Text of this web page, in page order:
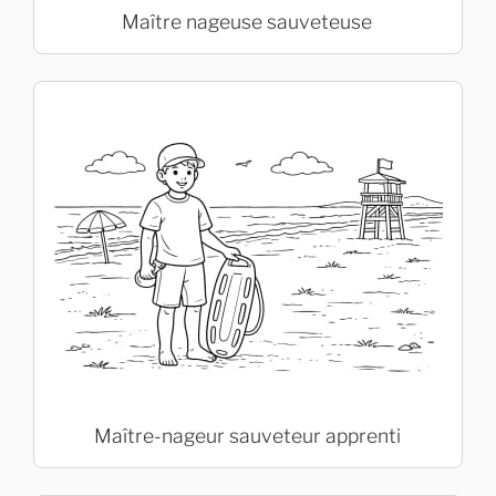
Maître nageuse sauveteuse
Maître-nageur sauveteur apprenti